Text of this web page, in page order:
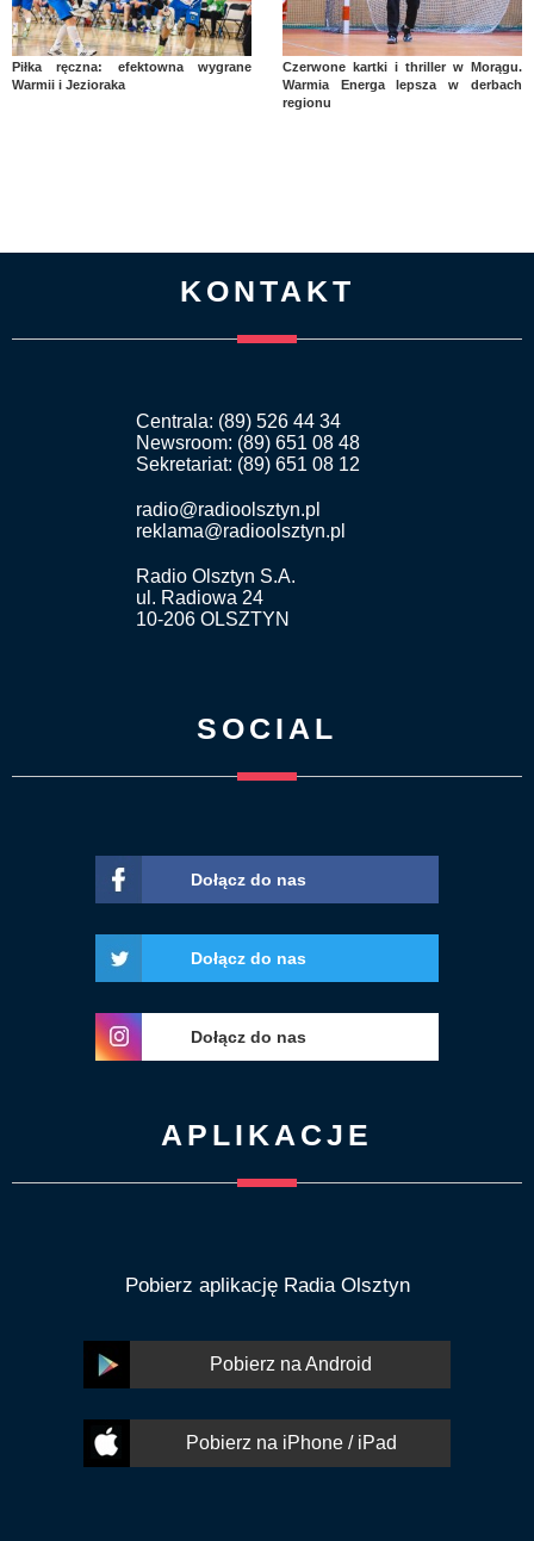
Piłka ręczna: efektowna wygrane
Warmii i Jezioraka
Czerwone kartki i thriller w Morągu.
Warmia Energa lepsza w derbach
regionu
KONTAKT
Centrala: (89) 526 44 34
Newsroom: (89) 651 08 48
Sekretariat: (89) 651 08 12
radio@radioolsztyn.pl
reklama@radioolsztyn.pl
Radio Olsztyn S.A.
ul. Radiowa 24
10-206 OLSZTYN
SOCIAL
Dołącz do nas
Dołącz do nas
Dołącz do nas
APLIKACJE
Pobierz aplikację Radia Olsztyn
Pobierz na Android
Pobierz na iPhone / iPad